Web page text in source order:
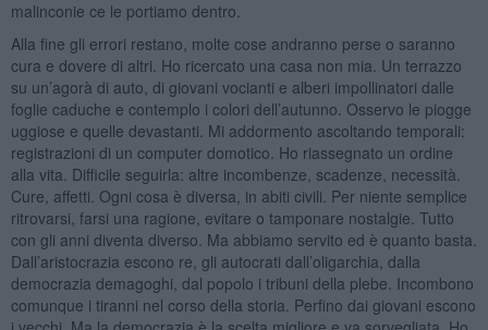
malinconie ce le portiamo dentro.
Alla fine gli errori restano, molte cose andranno perse o saranno
cura e dovere di altri. Ho ricercato una casa non mia. Un terrazzo
su un’agorà di auto, di giovani vocianti e alberi impollinatori dalle
foglie caduche e contemplo i colori dell’autunno. Osservo le piogge
uggiose e quelle devastanti. Mi addormento ascoltando temporali:
registrazioni di un computer domotico. Ho riassegnato un ordine
alla vita. Difficile seguirla: altre incombenze, scadenze, necessità.
Cure, affetti. Ogni cosa è diversa, in abiti civili. Per niente semplice
ritrovarsi, farsi una ragione, evitare o tamponare nostalgie. Tutto
con gli anni diventa diverso. Ma abbiamo servito ed è quanto basta.
Dall’aristocrazia escono re, gli autocrati dall’oligarchia, dalla
democrazia demagoghi, dal popolo i tribuni della plebe. Incombono
comunque i tiranni nel corso della storia. Perfino dai giovani escono